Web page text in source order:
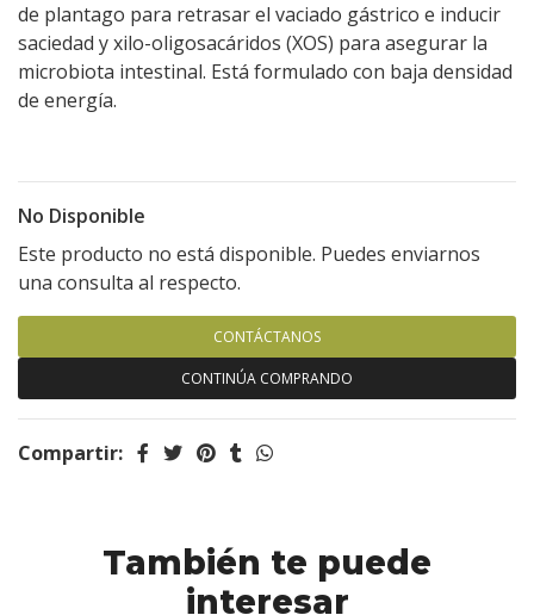
de plantago para retrasar el vaciado gástrico e inducir
saciedad y xilo-oligosacáridos (XOS) para asegurar la
microbiota intestinal. Está formulado con baja densidad
de energía.
No Disponible
Este producto no está disponible. Puedes enviarnos
una consulta al respecto.
CONTÁCTANOS
CONTINÚA COMPRANDO
Compartir:
También te puede
interesar